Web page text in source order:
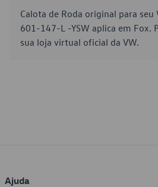
Calota de Roda original para seu
601-147-L -YSW aplica em Fox.
sua loja virtual oficial da VW.
Ajuda